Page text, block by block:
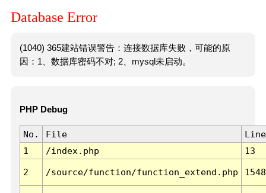
Database Error
(1040) 365建站错误警告：连接数据库失败，可能的原
因：1、数据库密码不对; 2、mysql未启动。
PHP Debug
No. File
Line
1
/index.php 13
2 /source/function/function_extend.php 1548